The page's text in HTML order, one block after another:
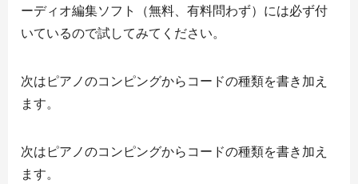
ーディオ編集ソフト（無料、有料問わず）には必ず付
いているので試してみてください。
次はピアノのコンピングからコードの種類を書き加え
ます。
次はピアノのコンピングからコードの種類を書き加え
ます。